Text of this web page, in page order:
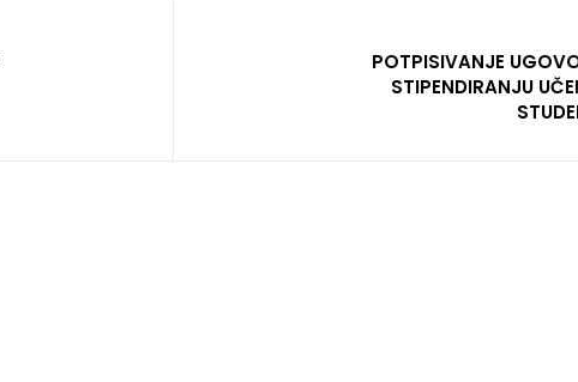
POTPISIVANJE
STIPENDIRANJU